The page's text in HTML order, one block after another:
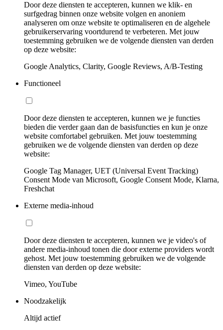
Door deze diensten te accepteren, kunnen we klik- en
surfgedrag binnen onze website volgen en anoniem
analyseren om onze website te optimaliseren en de algehele
gebruikerservaring voortdurend te verbeteren. Met jouw
toestemming gebruiken we de volgende diensten van derden
op deze website:
Google Analytics, Clarity, Google Reviews, A/B-Testing
Functioneel
Door deze diensten te accepteren, kunnen we je functies
bieden die verder gaan dan de basisfuncties en kun je onze
website comfortabel gebruiken. Met jouw toestemming
gebruiken we de volgende diensten van derden op deze
website:
Google Tag Manager, UET (Universal Event Tracking)
Consent Mode van Microsoft, Google Consent Mode, Klarna,
Freshchat
Externe media-inhoud
Door deze diensten te accepteren, kunnen we je video's of
andere media-inhoud tonen die door externe providers wordt
gehost. Met jouw toestemming gebruiken we de volgende
diensten van derden op deze website:
Vimeo, YouTube
Noodzakelijk
Altijd actief